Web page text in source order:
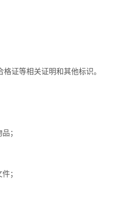
证等相关证明和其他标识。
；
；